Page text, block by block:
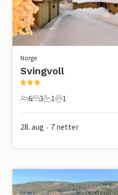
Norge
Svingvoll
6 Gjester
6
3 Soverom
3
1 Bad
1
1 Kjæledyr
1
28. aug • 7 netter